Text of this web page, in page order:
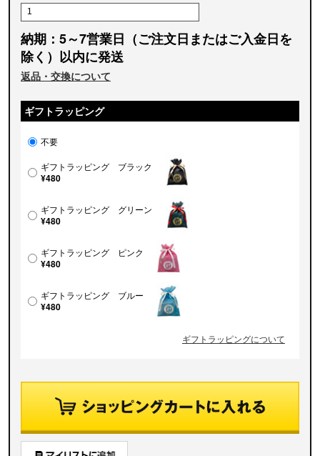
納期：5～7営業日（ご注文日またはご入金日を
除く）以内に発送
返品・交換について
ギフトラッピング
不要
ギフトラッピング ブラック
¥480
ギフトラッピング グリーン
¥480
ギフトラッピング ピンク
¥480
ギフトラッピング ブルー
¥480
ギフトラッピングについて